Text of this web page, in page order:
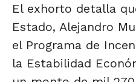
El exhorto detalla
Estado, Alejandro
el Programa de
la Estabilidad